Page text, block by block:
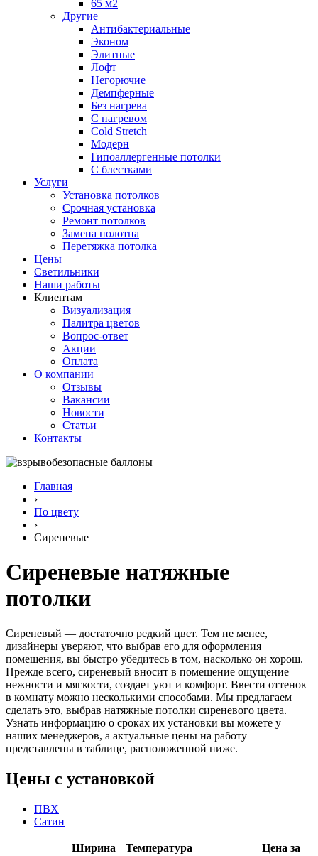
65 м2
Другие
Антибактериальные
Эконом
Элитные
Лофт
Негорючие
Демпферные
Без нагрева
С нагревом
Cold Stretch
Модерн
Гипоаллергенные потолки
С блестками
Услуги
Установка потолков
Срочная установка
Ремонт потолков
Замена полотна
Перетяжка потолка
Цены
Светильники
Наши работы
Клиентам
Визуализация
Палитра цветов
Вопрос-ответ
Акции
Оплата
О компании
Отзывы
Вакансии
Новости
Статьи
Контакты
Главная
›
По цвету
›
Сиреневые
Сиреневые натяжные
потолки
Сиреневый — достаточно редкий цвет. Тем не менее,
дизайнеры уверяют, что выбрав его для оформления
помещения, вы быстро убедитесь в том, насколько он хорош.
Прежде всего, сиреневый вносит в помещение ощущение
нежности и мягкости, создает уют и комфорт. Ввести оттенок
в комнату можно несколькими способами. Мы предлагаем
сделать это, выбрав натяжные потолки сиреневого цвета.
Узнать информацию о сроках их установки вы можете у
наших менеджеров, а актуальные цены на работу
представлены в таблице, расположенной ниже.
Цены с установкой
ПВХ
Сатин
Ширина
Температура
Цена за